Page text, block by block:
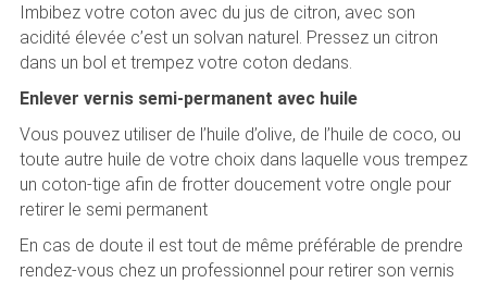
Imbibez votre coton avec du jus de citron, avec son
acidité élevée c’est un solvan naturel. Pressez un citron
dans un bol et trempez votre coton dedans.
Enlever vernis semi-permanent avec huile
Vous pouvez utiliser de l’huile d’olive, de l’huile de coco, ou
toute autre huile de votre choix dans laquelle vous trempez
un coton-tige afin de frotter doucement votre ongle pour
retirer le semi permanent
En cas de doute il est tout de même préférable de prendre
rendez-vous chez un professionnel pour retirer son vernis